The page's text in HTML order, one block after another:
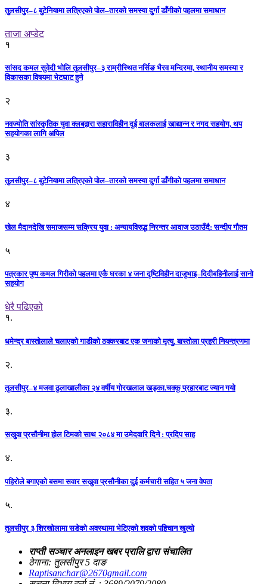
तुलसीपुर–८ बुटेनियामा लत्रिएको पोल–तारको समस्या दुर्गा डाँगीको पहलमा समाधान
ताजा अप्डेट
१
सांसद कमल सुवेदी भोलि तुलसीपुर–३ राम्रीस्थित नर्सिङ भैरव मन्दिरमा, स्थानीय समस्या र
विकासका विषयमा भेटघाट हुने
२
नवज्योति सांस्कृतिक युवा क्लबद्वारा सहाराविहीन दुई बालकलाई खाद्यान्न र नगद सहयोग, थप
सहयोगका लागि अपिल
३
तुलसीपुर–८ बुटेनियामा लत्रिएको पोल–तारको समस्या दुर्गा डाँगीको पहलमा समाधान
४
खेल मैदानदेखि समाजसम्म सक्रिय युवा : अन्यायविरुद्ध निरन्तर आवाज उठाउँदै: सन्दीप गौतम
५
पत्रकार पुष्प कमल गिरीको पहलमा एकै घरका ४ जना दृष्टिविहीन दाजुभाइ–दिदीबहिनीलाई सानो
सहयोग
धेरै पढिएको
१.
धमेन्द्र बास्तोलाले चलाएको गाडीको ठक्करबाट एक जनाको मृत्यु, बास्तोला प्रहरी नियन्त्रणमा
२.
तुलसीपुर–४ मजवा ठुलाखालीका २४ वर्षीय गोरखलाल खड्का.चक्कु प्रहारबाट ज्यान गयो
३.
सखुवा प्रसौनीमा होल टिमको साथ २०८४ मा उमेदवारि दिने : प्रदिप साह
४.
पहिराेले बगाएकाे बसमा सवार सखुवा प्रसाैनीका दुई कर्मचारी सहित ५ जना वेपता
५.
तुलसीपुर ३ शिरखोलामा सडेको अवस्थामा भेटिएको शवको पहिचान खुल्यो
राप्ती सञ्चार अनलाइन खबर प्रालि द्वारा संचालित
ठेगाना: तुलसीपुर 5 दाङ
Raptisanchar@2670gmail.com